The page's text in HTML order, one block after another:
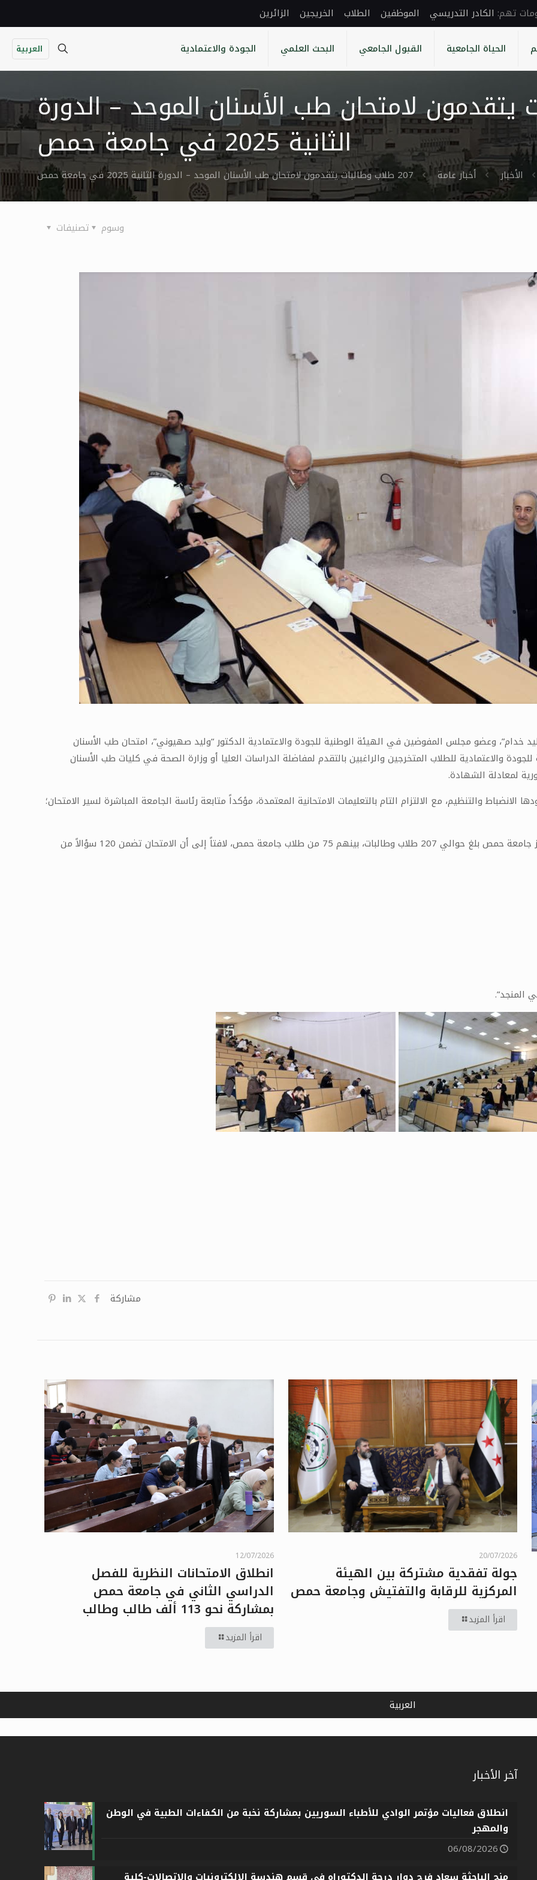
الكادر التدريسي الموظفين الطلاب الخريجين الزائرين
الحياة الجامعية القبول الجامعي البحث العلمي الجودة والاعتمادية العربية
يتقدمون لامتحان طب الأسنان الموحد – الدورة
الثانية 2025 في جامعة حمص
الأخبار أخبار عامة 207 طلاب وطالبات يتقدمون لامتحان طب الأسنان الموحد – الدورة الثانية 2025 في جامعة حمص
تصنيفات وسوم
خدام”، وعضو مجلس المفوضين في الهيئة الوطنية للجودة والاعتمادية الدكتور “وليد صهيوني”، امتحان طب الأسنان
تجريه الهيئة الوطنية للجودة والاعتمادية للطلاب المتخرجين والراغبين بالتقدم لمفاضلة الدراسات العليا أو وزارة الصحة في كليات طب الأسنان
لمعادلة الشهادة.
والتنظيم، مع الالتزام التام بالتعليمات الامتحانية المعتمدة، مؤكداً متابعة رئاسة الجامعة المباشرة لسير الامتحان؛
بدوره، بيّن الدكتور “صهيوني” أن عدد المتقدمين في مركز جامعة حمص بلغ حوالي 207 طلاب وطالبات، بينهم 75 من طلاب جامعة حمص، لافتاً إلى أن الامتحان تضمن 120 سؤالاً من
المنجد”.
مشاركة
20/07/2026
جولة تفقدية مشتركة بين الهيئة
المركزية للرقابة والتفتيش وجامعة حمص
اقرأ المزيد
12/07/2026
انطلاق الامتحانات النظرية للفصل
الدراسي الثاني في جامعة حمص
بمشاركة نحو 113 ألف طالب وطالب
اقرأ المزيد
آخر الأخبار
انطلاق فعاليات مؤتمر الوادي للأطباء السوريين بمشاركة نخبة من الكفاءات الطبية في الوطن
والمهجر
06/08/2026
العربية